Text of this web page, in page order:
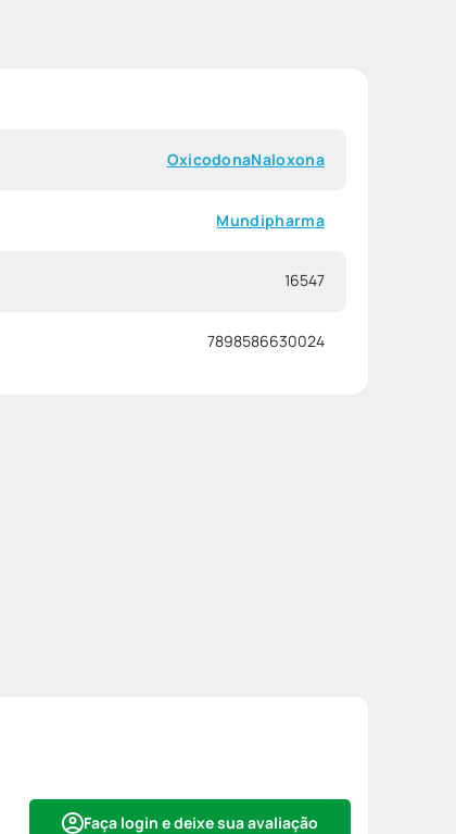
OxicodonaNaloxona
Mundipharma
16547
7898586630024
Faça login e deixe sua avaliação